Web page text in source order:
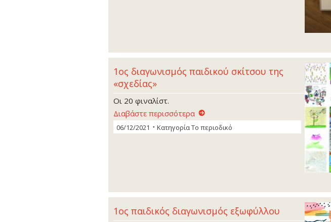
1ος διαγωνισμός παιδικού σκίτσου της
«σχεδίας»
Οι 20 φιναλίστ.
Διαβάστε περισσότερα
06/12/2021 ΚατηγορίαΤο περιοδικό
1ος παιδικός διαγωνισμός εξωφύλλου